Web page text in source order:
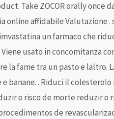
Take ZOCOR orally once
online affidabile Valutazione
un farmaco che
usato in concomitanza
la fame tra un pasto e laltro.
banane. . Riduci il
o risco de morte reduzir o
de